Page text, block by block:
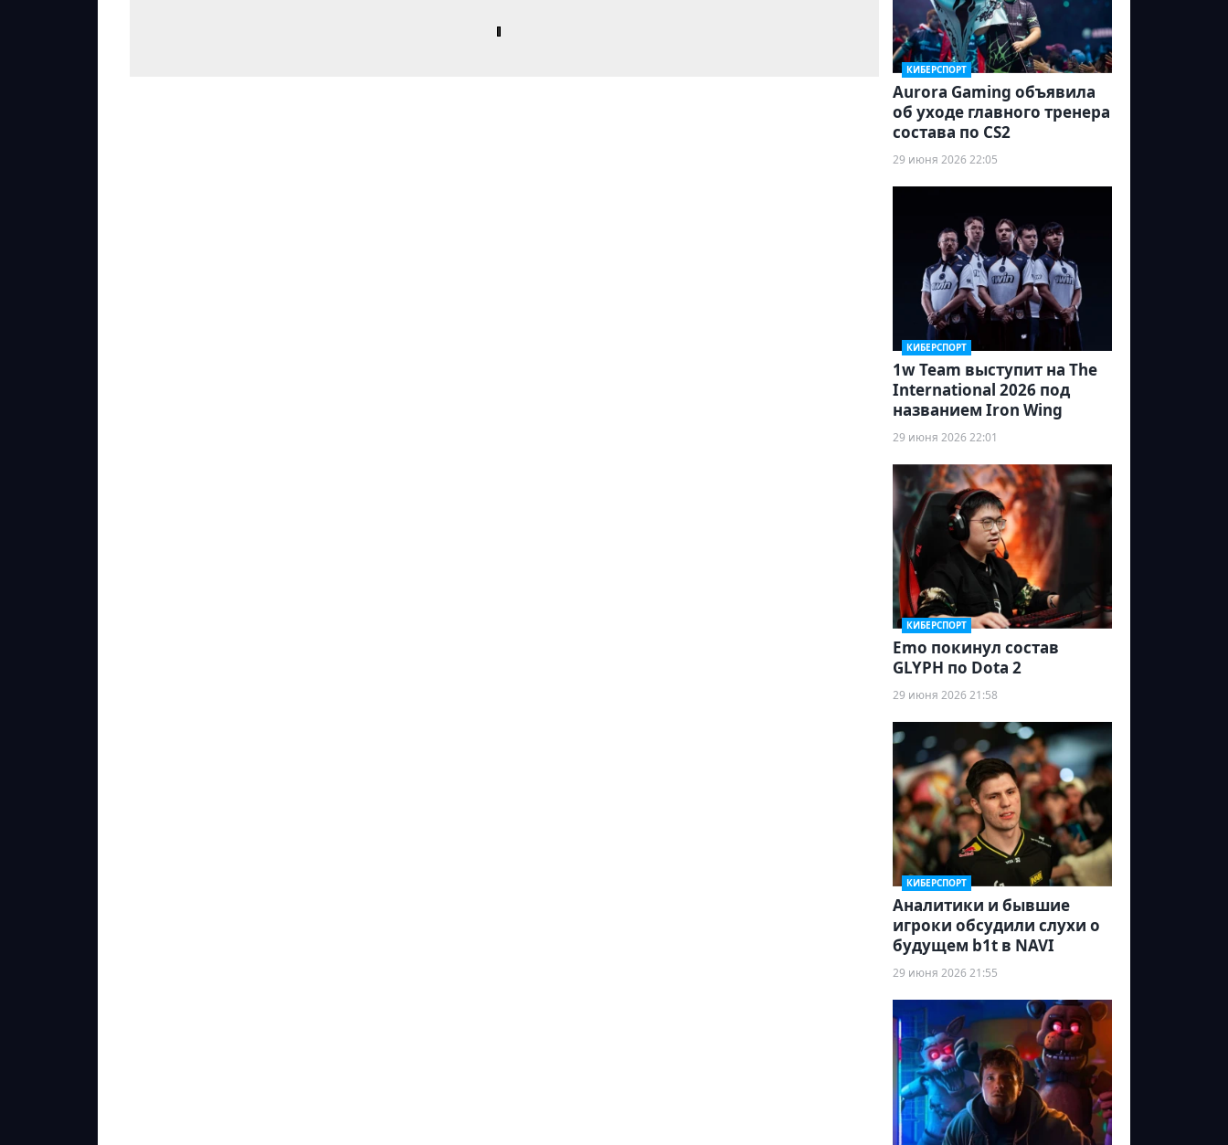
КИБЕРСПОРТ
Aurora Gaming объявила
об уходе главного тренера
состава по CS2
29 июня 2026 22:05
КИБЕРСПОРТ
1w Team выступит на The
International 2026 под
названием Iron Wing
29 июня 2026 22:01
КИБЕРСПОРТ
Emo покинул состав
GLYPH по Dota 2
29 июня 2026 21:58
КИБЕРСПОРТ
Аналитики и бывшие
игроки обсудили слухи о
будущем b1t в NAVI
29 июня 2026 21:55